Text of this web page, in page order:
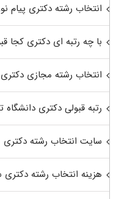
انتخاب رشته دکتری پیام
با چه رتبه ای دکتری کجا
انتخاب رشته مجازی دکتری
رتبه قبولی دکتری دانشگاه
سایت انتخاب رشته دکتری
هزینه انتخاب رشته دکتری